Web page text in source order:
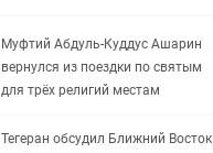
Муфтий Абдуль-Куддус Ашарин
вернулся из поездки по святым
для трёх религий местам
Тегеран обсудил Ближний Восток